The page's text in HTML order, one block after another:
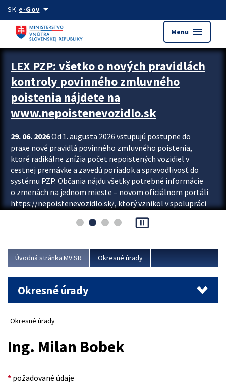
Preskocit na hlavný obsah
SK e-Govarrow_drop_down
Menu menu
Zastavit automatický posun upútavok
LEX PZP: všetko o nových pravidlách
kontroly povinného zmluvného
poistenia nájdete na
www.nepoistenevozidlo.sk
29. 06. 2026Od 1. augusta 2026 vstupujú postupne do
praxe nové pravidlá povinného zmluvného poistenia,
ktoré radikálne znížia počet nepoistených vozidiel v
cestnej premávke a zavedú poriadok a spravodlivosť do
systému PZP. Občania nájdu všetky potrebné informácie
o zmenách na jednom mieste – novom oficiálnom portáli
https://nepoistenevozidlo.sk/, ktorý vznikol v spolupráci
asociácie poisťovní (SLASPO) a Ministerstva vnútra SR.
Viac
pause_presentation
Úvodná stránka MV SR Okresné úrady
Okresné úrady
Okresné úrady
Ing. Milan Bobek
* požadované údaje